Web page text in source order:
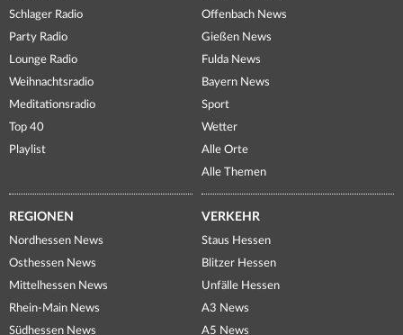
Schlager Radio
Party Radio
Lounge Radio
Weihnachtsradio
Meditationsradio
Top 40
Playlist
Offenbach News
Gießen News
Fulda News
Bayern News
Sport
Wetter
Alle Orte
Alle Themen
REGIONEN
Nordhessen News
Osthessen News
Mittelhessen News
Rhein-Main News
Südhessen News
VERKEHR
Staus Hessen
Blitzer Hessen
Unfälle Hessen
A3 News
A5 News